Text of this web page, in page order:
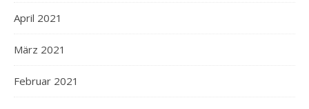
April 2021
März 2021
Februar 2021